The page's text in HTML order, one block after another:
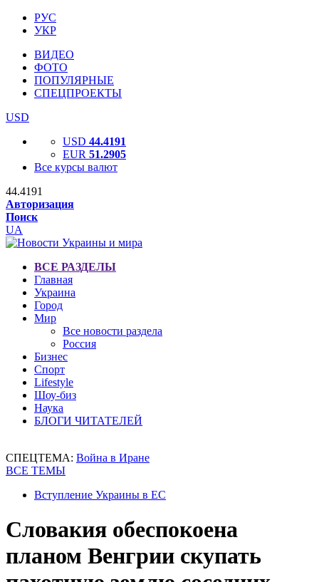
РУС
УКР
ВИДЕО
ФОТО
ПОПУЛЯРНЫЕ
СПЕЦПРОЕКТЫ
USD
USD 44.4191
EUR 51.2905
Все курсы валют
44.4191
Авторизация
Поиск
UA
ВСЕ РАЗДЕЛЫ
Главная
Украина
Город
Мир
Все новости раздела
Россия
Бизнес
Спорт
Lifestyle
Шоу-биз
Наука
БЛОГИ ЧИТАТЕЛЕЙ
СПЕЦТЕМА: Война в Иране
ВСЕ ТЕМЫ
Вступление Украины в ЕС
Словакия обеспокоена
планом Венгрии скупать